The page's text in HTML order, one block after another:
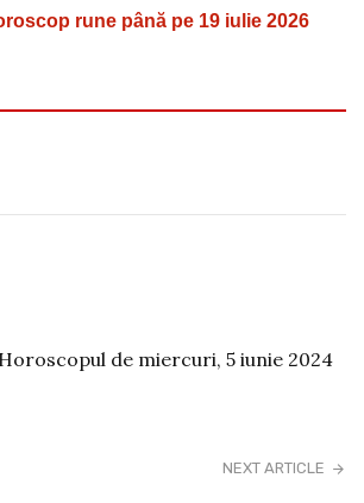
rune până pe 19 iulie 2026
Horoscopul de miercuri, 5 iunie 2024
NEXT ARTICLE